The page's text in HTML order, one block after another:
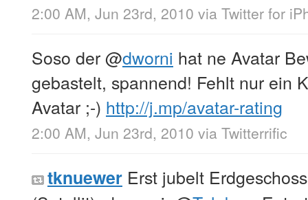
2:00 AM, Jun 23rd, 2010 via Twitter for
Soso der@dworni hat ne Avatar
gebastelt, spannend! Fehlt nur ein
Avatar ;-) http://j.mp/avatar-rating
2:00 AM, Jun 23rd, 2010 via Twitterrific
tknuewer Erst jubelt